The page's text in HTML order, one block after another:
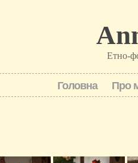
Етно-
Головна Про